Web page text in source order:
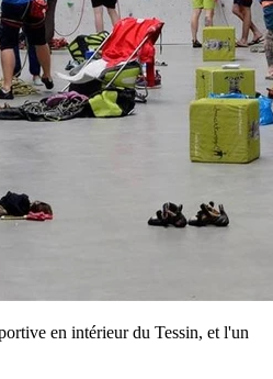
en intérieur du Tessin, et l'un